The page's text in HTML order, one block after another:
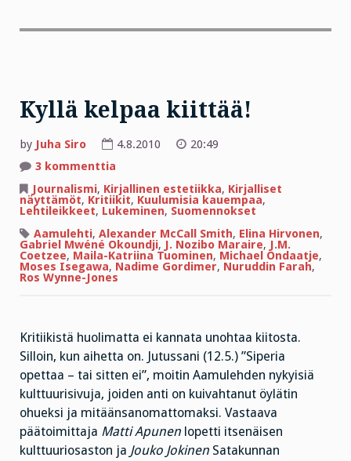
Kyllä kelpaa kiittää!
by Juha Siro 4.8.2010
20:49
3 kommenttia
kelpaa
kiittää!
Journalismi, Kirjallinen estetiikka, Kirjalliset
näyttämöt, Kritiikit, Kuulumisia kauempaa,
Lehtileikkeet, Lukeminen, Suomennokset
Aamulehti, Alexander McCall Smith, Elina Hirvonen,
Gabriel Mwéné Okoundji, J. Nozibo Maraire, J.M.
Coetzee, Maila-Katriina Tuominen, Michael Ondaatje,
Moses Isegawa, Nadime Gordimer, Nuruddin Farah,
Ros Wynne-Jones
Kritiikistä huolimatta ei kannata unohtaa kiitosta.
Silloin, kun aihetta on. Jutussani (12.5.) ”Siperia
opettaa – tai sitten ei”, moitin Aamulehden nykyisiä
kulttuurisivuja, joiden anti on kuivahtanut öylätin
ohueksi ja mitäänsanomattomaksi. Vastaava
päätoimittaja Matti Apunen lopetti itsenäisen
kulttuuriosaston ja Jouko Jokinen Satakunnan